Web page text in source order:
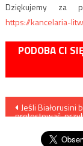
Dziękujemy za
https://kancelaria-
PODOBA CI
wpisu
Jeśli Białorusini
protestować,